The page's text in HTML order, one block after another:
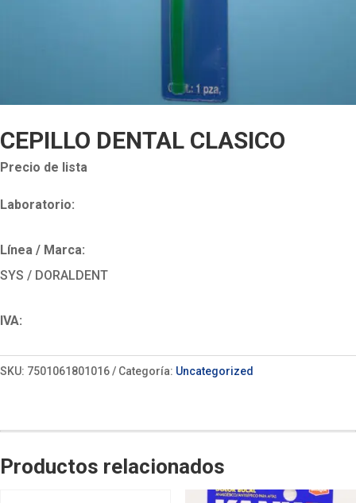
CEPILLO DENTAL CLASICO
Precio de lista
Laboratorio:
Línea / Marca:
SYS / DORALDENT
IVA:
SKU: 7501061801016 Categoría: Uncategorized
Productos relacionados